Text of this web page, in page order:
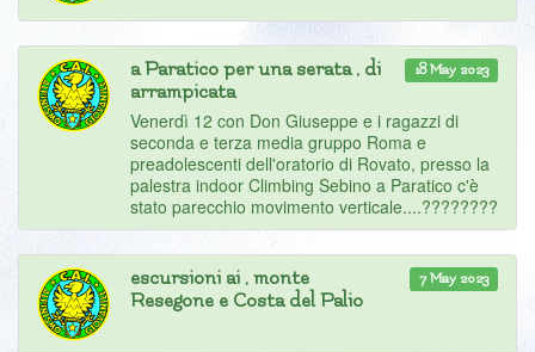
18 May 2023
a Paratico per una serata , di
arrampicata
Venerdì 12 con Don Giuseppe e i ragazzi di
seconda e terza media gruppo Roma e
preadolescenti dell'oratorio di Rovato, presso la
palestra indoor Climbing Sebino a Paratico c'è
stato parecchio movimento verticale....????????
7 May 2023
escursioni ai , monte
Resegone e Costa del Palio